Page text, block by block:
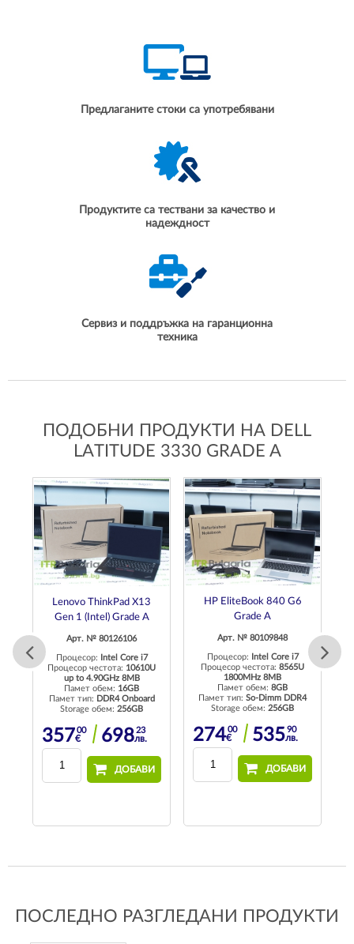
Предлаганите стоки са употребявани
Продуктите са тествани за качество и
надеждност
Сервиз и поддръжка на гаранционна
техника
ПОДОБНИ ПРОДУКТИ НА DELL
LATITUDE 3330 GRADE A
Lenovo ThinkPad X13
Gen 1 (Intel) Grade A
Арт. № 80126106
Процесор:
Intel Core i7
Процесор честота: 10610U
up to 4.90GHz 8MB
Памет обем: 16GB
Памет тип: DDR4 Onboard
Storage обем: 256GB
35700
€ 69823
лв.
ДОБАВИ
HP EliteBook 840 G6
Grade A
Арт. № 80109848
Процесор:
Intel Core i7
Процесор честота: 8565U
1800MHz 8MB
Памет обем: 8GB
Памет тип: So-Dimm DDR4
Storage обем: 256GB
27400
€ 53590
лв.
ДОБАВИ
ПОСЛЕДНО РАЗГЛЕДАНИ ПРОДУКТИ